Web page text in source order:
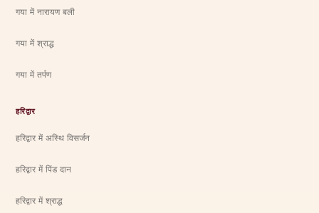
गया में नारायण बली
गया में श्राद्ध
गया में तर्पण
हरिद्वार
हरिद्वार में अस्थि विसर्जन
हरिद्वार में पिंड दान
हरिद्वार में श्राद्ध